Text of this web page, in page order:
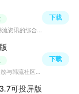
《韩站》是一款专注于韩剧播放与韩流资讯的综合性平台，提供海量韩剧资源及类似微博的韩流社区，用户可观看
下载
《韩站app纯净版》是一款集韩剧播放与韩流社区于一体的多功能平台，提供海量高清韩剧、综艺及短视频，并拥有
下载
可投屏版